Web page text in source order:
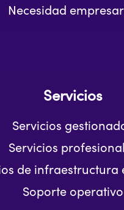
Necesidad
Servicios
Servicios
Servicios
de infraestructura
Soporte operativo